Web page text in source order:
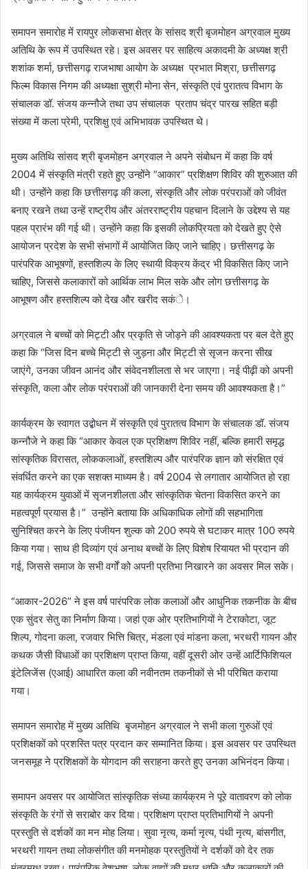
समापन समारोह में रायपुर लोकसभा क्षेत्र के सांसद श्री बृजमोहन अग्रवाल मुख्य
अतिथि के रूप में उपस्थित रहे। इस अवसर पर साहित्य अकादमी के अध्यक्ष श्री
शशांक शर्मा, छत्तीसगढ़ राजभाषा आयोग के अध्यक्ष प्रभात मिश्रा, छत्तीसगढ़
फिल्म विकास निगम की अध्यक्षा सुश्री मोना सेन, संस्कृति एवं पुरातत्व विभाग के
संचालक डॉ. संजय कन्नौजे तथा उप संचालक प्रताप चंद्र पारख सहित बड़ी
संख्या में कला प्रेमी, प्रशिक्षु एवं अभिभावक उपस्थित थे।
मुख्य अतिथि सांसद श्री बृजमोहन अग्रवाल ने अपने संबोधन में कहा कि वर्ष
2004 में संस्कृति मंत्री रहते हुए उन्होंने “आकार” प्रशिक्षण शिविर की शुरुआत की
थी। उन्होंने कहा कि छत्तीसगढ़ की कला, संस्कृति और लोक परंपराओं को जीवंत
बनाए रखने तथा उन्हें राष्ट्रीय और अंतरराष्ट्रीय पहचान दिलाने के उद्देश्य से यह
पहल प्रारंभ की गई थी। उन्होंने कहा कि इसकी लोकप्रियता को देखते हुए ऐसे
आयोजन प्रदेश के सभी संभागों में आयोजित किए जाने चाहिए। छत्तीसगढ़ के
पारंपरिक आभूषणों, हस्तशिल्प के लिए स्थायी विक्रय केंद्र भी विकसित किए जाने
चाहिए, जिससे कलाकारों को आर्थिक लाभ मिल सके और लोग छत्तीसगढ़ के
आभूषण और हस्तशिल्प को देख और खरीद सकंे।
अग्रवाल ने बच्चों को मिट्टी और प्रकृति से जोड़ने की आवश्यकता पर बल देते हुए
कहा कि “जिस दिन बच्चे मिट्टी से जुड़ना और मिट्टी से सृजन करना सीख
जाएंगे, उनका जीवन आनंद और संवेदनशीलता से भर जाएगा। नई पीढ़ी को अपनी
संस्कृति, कला और लोक परंपराओं की जानकारी देना समय की आवश्यकता है।”
कार्यक्रम के स्वागत उद्बोधन में संस्कृति एवं पुरातत्व विभाग के संचालक डॉ. संजय
कन्नौजे ने कहा कि “आकार केवल एक प्रशिक्षण शिविर नहीं, बल्कि हमारी समृद्ध
सांस्कृतिक विरासत, लोककलाओं, हस्तशिल्प और पारंपरिक ज्ञान को संरक्षित एवं
संवर्धित करने का एक सशक्त माध्यम है। वर्ष 2004 से लगातार आयोजित हो रहा
यह कार्यक्रम युवाओं में सृजनशीलता और सांस्कृतिक चेतना विकसित करने का
महत्वपूर्ण प्रयास है।” उन्होंने बताया कि अधिकाधिक लोगों की सहभागिता
सुनिश्चित करने के लिए पंजीयन शुल्क को 200 रुपये से घटाकर मात्र 100 रुपये
किया गया। साथ ही दिव्यांग एवं अनाथ बच्चों के लिए विशेष रियायत भी प्रदान की
गई, जिससे समाज के सभी वर्गों को अपनी प्रतिभा निखारने का अवसर मिल सके।
“आकार-2026” ने इस वर्ष पारंपरिक लोक कलाओं और आधुनिक तकनीक के बीच
एक सुंदर सेतु का निर्माण किया। जहां एक ओर प्रतिभागियों ने टेराकोटा, जूट
शिल्प, गोदना कला, रजवार भित्ति चित्र, मंडला एवं मांडना कला, भरथरी गायन और
कथक जैसी विधाओं का प्रशिक्षण प्राप्त किया, वहीं दूसरी ओर उन्हें आर्टिफिशियल
इंटेलिजेंस (एआई) आधारित कला की नवीनतम तकनीकों से भी परिचित कराया
गया।
समापन समारोह में मुख्य अतिथि बृजमोहन अग्रवाल ने सभी कला गुरुओं एवं
प्रशिक्षकों को प्रशस्ति पत्र प्रदान कर सम्मानित किया। इस अवसर पर उपस्थित
जनसमूह ने प्रशिक्षकों के योगदान की सराहना करते हुए उनका अभिनंदन किया।
समापन अवसर पर आयोजित सांस्कृतिक संध्या कार्यक्रम ने पूरे वातावरण को लोक
संस्कृति के रंगों से सराबोर कर दिया। प्रशिक्षण प्राप्त प्रतिभागियों ने अपनी
प्रस्तुति से दर्शकों का मन मोह लिया। सुवा नृत्य, कर्मा नृत्य, पंथी नृत्य, बांसगीत,
भरथरी गायन तथा लोकसंगीत की मनमोहक प्रस्तुतियों ने दर्शकों को देर तक